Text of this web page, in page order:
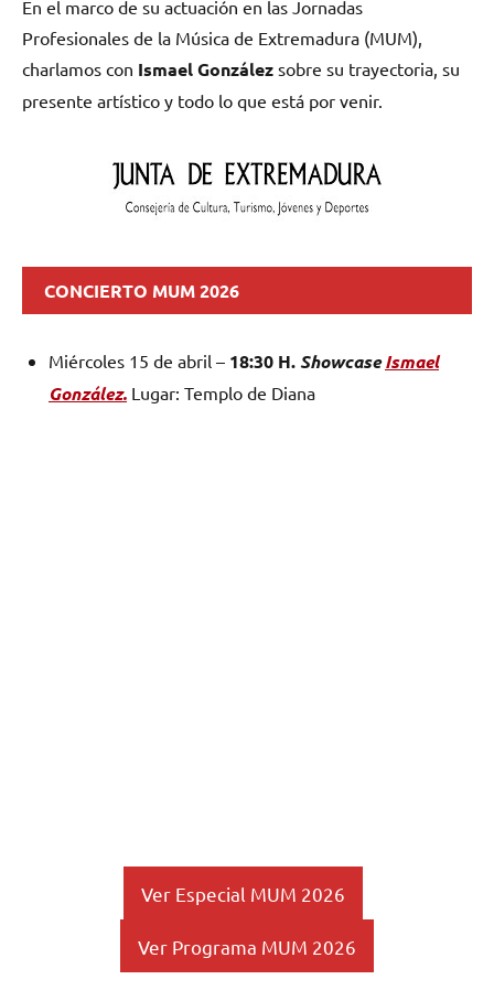
En el marco de su actuación en las Jornadas
Profesionales de la Música de Extremadura (MUM),
charlamos con Ismael González sobre su trayectoria, su
presente artístico y todo lo que está por venir.
CONCIERTO MUM 2026
Miércoles 15 de abril – 18:30 H.ShowcaseIsmael
González. Lugar: Templo de Diana
Ver Especial MUM 2026
Ver Programa MUM 2026